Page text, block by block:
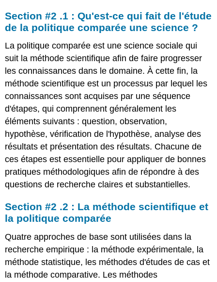
Section #2 .1 : Qu'est-ce qui fait de l'étude
de la politique comparée une science ?
La politique comparée est une science sociale qui
suit la méthode scientifique afin de faire progresser
les connaissances dans le domaine. À cette fin, la
méthode scientifique est un processus par lequel les
connaissances sont acquises par une séquence
d'étapes, qui comprennent généralement les
éléments suivants : question, observation,
hypothèse, vérification de l'hypothèse, analyse des
résultats et présentation des résultats. Chacune de
ces étapes est essentielle pour appliquer de bonnes
pratiques méthodologiques afin de répondre à des
questions de recherche claires et substantielles.
Section #2 .2 : La méthode scientifique et
la politique comparée
Quatre approches de base sont utilisées dans la
recherche empirique : la méthode expérimentale, la
méthode statistique, les méthodes d'études de cas et
la méthode comparative. Les méthodes